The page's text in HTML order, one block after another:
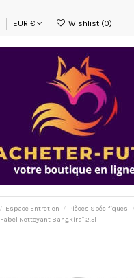
EUR € Wishlist (0)
Espace Entretien Pièces Spécifiques
Fabel Nettoyant Bangkiraï 2.5l